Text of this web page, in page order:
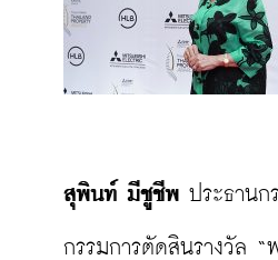
สุพินท์ มีชูชีพ ประธาน
กรรมการตัดสินรางวัล